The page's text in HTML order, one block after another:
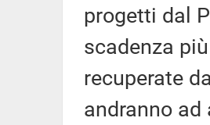
progetti dal
scadenza
recuperate
andranno